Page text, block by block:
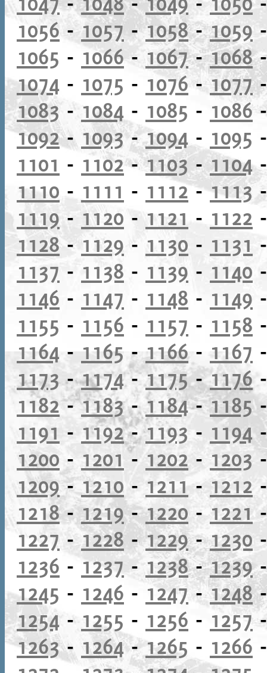
1056 -1057 -1058-1059
1065 - 1066-1067-1068
1074 - 1075 - 1076-1077
1083- 1084 - 1085 - 1086
1092- 1093-1094 - 1095
1101 - 1102-1103- 1104
1110 - 1111 - 1112-1113
1119 - 1120 - 1121 - 1122
1128- 1129 - 1130 - 1131
1137 - 1138 - 1139 - 1140
1146 - 1147 - 1148 - 1149
1155 - 1156 - 1157 - 1158
1164 - 1165 -1166- 1167
1173-1174-1175-1176
1182-1183-1184-1185
1191 - 1192-1193 - 1194
1200 - 1201 - 1202-1203
1209-1210 - 1211-1212
1218-1219-1220-1221
1227 -1228-1229-1230
1236 - 1237 -1238-1239
1245 - 1246 - 1247-1248
1254- 1255 - 1256 - 1257
1263- 1264-1265 - 1266